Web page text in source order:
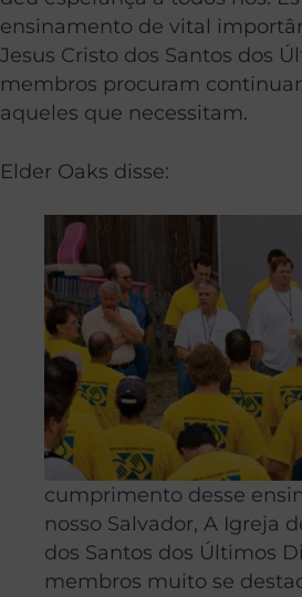
ensinamento de vital
Jesus Cristo dos Santos dos
membros procuram
aqueles que necessitam.
Elder Oaks disse:
cumprimento desse
nosso Salvador, A Igreja
dos Santos dos Últimos
membros muito se